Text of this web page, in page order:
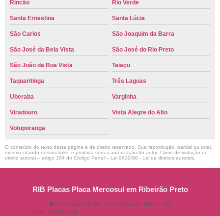
Rincão Rio Verde
Santa Ernestina Santa Lúcia
São Carlos São Joaquim da Barra
São José da Bela Vista São José do Rio Preto
São João da Boa Vista Taiaçu
Taquaritinga Três Lagoas
Uberaba Varginha
Viradouro Vista Alegre do Alto
Votuporanga
O conteúdo do texto desta página é de direito reservado. Sua reprodução, parcial ou total,
mesmo citando nossos links, é proibida sem a autorização do autor. Crime de violação de
direito autoral – artigo 184 do Código Penal – Lei 9610/98 - Lei de direitos autorais
RIB Placas Placa Mercosul em Ribeirão Preto
Rua Castro Alves, 244 - Ribeirão Preto - SP
CEP: 14080-370